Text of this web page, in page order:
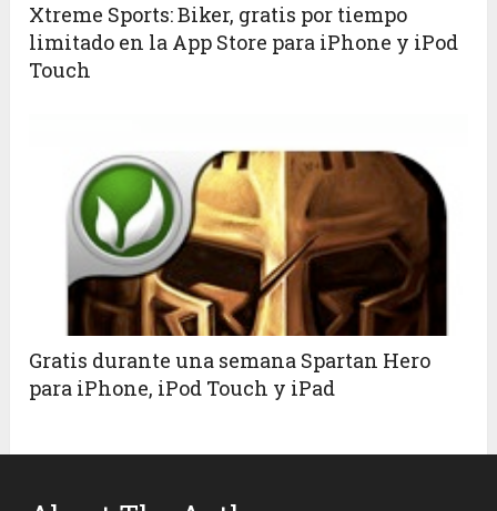
Xtreme Sports: Biker, gratis por tiempo
limitado en la App Store para iPhone y iPod
Touch
Gratis durante una semana Spartan Hero
para iPhone, iPod Touch y iPad